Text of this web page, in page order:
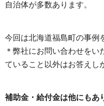
自治体が多数あります。
今回は北海道福島町の事例
＊弊社にお問い合わせを
ていること以外はお答えし
補助金・給付金は他にもあ